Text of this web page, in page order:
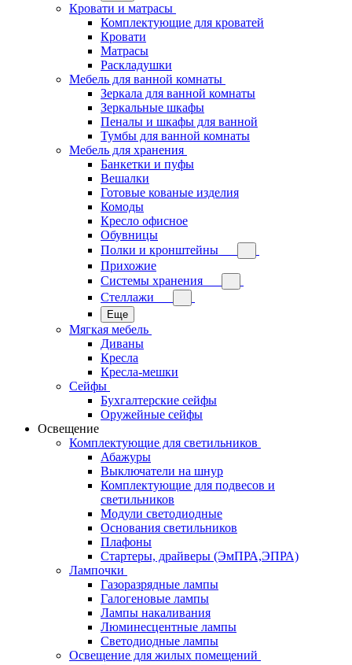
Кровати и матрасы
Комплектующие для кроватей
Кровати
Матрасы
Раскладушки
Мебель для ванной комнаты
Зеркала для ванной комнаты
Зеркальные шкафы
Пеналы и шкафы для ванной
Тумбы для ванной комнаты
Мебель для хранения
Банкетки и пуфы
Вешалки
Готовые кованые изделия
Комоды
Кресло офисное
Обувницы
Полки и кронштейны
Прихожие
Системы хранения
Стеллажи
Еще
Мягкая мебель
Диваны
Кресла
Кресла-мешки
Сейфы
Бухгалтерские сейфы
Оружейные сейфы
Освещение
Комплектующие для светильников
Абажуры
Выключатели на шнур
Комплектующие для подвесов и
светильников
Модули светодиодные
Основания светильников
Плафоны
Стартеры, драйверы (ЭмПРА,ЭПРА)
Лампочки
Газоразрядные лампы
Галогеновые лампы
Лампы накаливания
Люминесцентные лампы
Светодиодные лампы
Освещение для жилых помещений